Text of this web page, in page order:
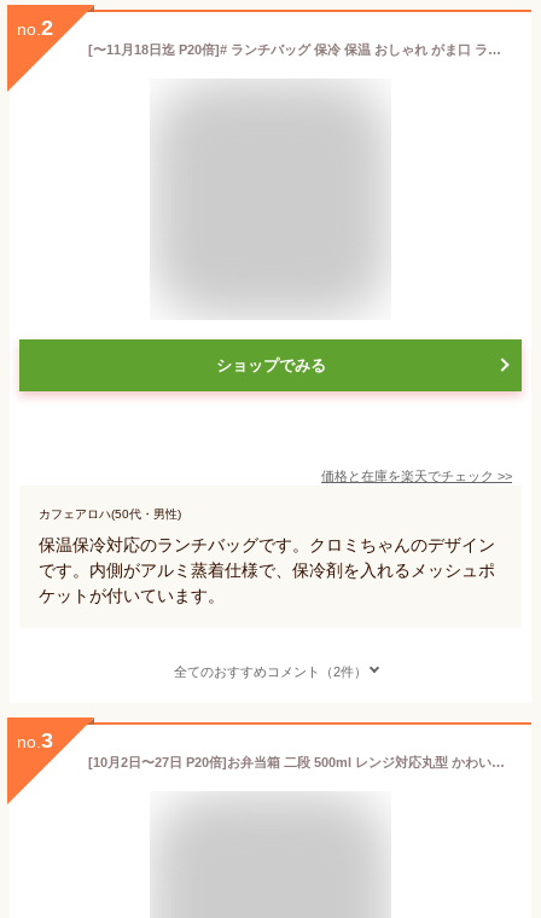
no. 2
[〜11月18日迄 P20倍]# ランチバッグ 保冷 保温 おしゃれ がま口 ランチトートバッグ お弁当かばん skater スケーター KGA1 クロミ クロミちゃん 女の子 女子【大きめ ランチバック 弁当 大容量 保温バッグ 保冷バッグ キャラ】
ショップでみる
価格と在庫を楽天でチェック >>
カフェアロハ(50代・男性)
保温保冷対応のランチバッグです。クロミちゃんのデザイン
です。内側がアルミ蒸着仕様で、保冷剤を入れるメッシュポ
ケットが付いています。
全てのおすすめコメント（2件）
no. 3
[10月2日〜27日 P20倍]お弁当箱 二段 500ml レンジ対応丸型 かわいい キャラクター 子供 キッズ スケーター ONWR1AG【弁当箱 コンパクト ランチボックス 小学生 幼稚園 小さめ 幼児 抗菌クロミ クロミちゃん マイメロ 女の子 女子】